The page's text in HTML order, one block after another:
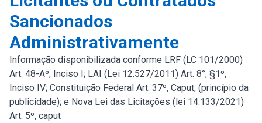
Sancionados
Administrativamente
Informação disponibilizada conforme LRF (LC 101/2000)
Art. 48-Aº, Inciso I; LAI (Lei 12.527/2011) Art. 8°, §1º,
Inciso IV; Constituição Federal Art. 37º, Caput, (princípio da
publicidade); e Nova Lei das Licitações (lei 14.133/2021)
Art. 5º, caput